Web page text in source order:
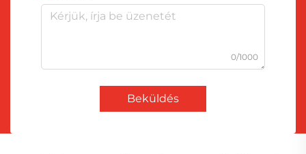
0/1000
Beküldés